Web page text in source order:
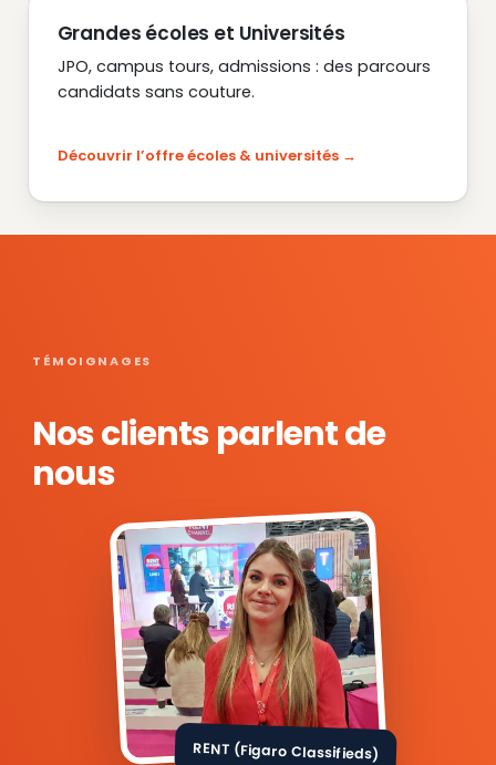
Grandes écoles et Universités
JPO, campus tours, admissions : des parcours
candidats sans couture.
Découvrir l’offre écoles & universités
TÉMOIGNAGES
Nos clients parlent de
nous
RENT (Figaro Classifieds)